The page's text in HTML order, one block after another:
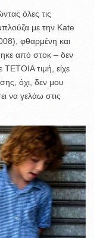
όλες τις
με την Kate
φθαρμένη και
από στοκ – δεν
τιμή, είχε
όχι, δεν μου
να γελάω στις